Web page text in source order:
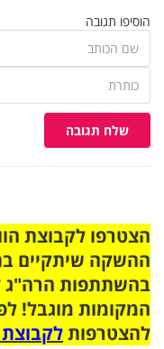
הוסיפו תגובה
שלח תגובה
ההשקה שיתקיים
בהשתתפות הרה"ג
המקומות מוגבל!
להצטרפותלקבוצת